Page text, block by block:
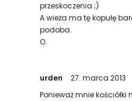
przeskoczenia ;)
A wieża ma tę kopułę
podoba.
O.
urden
27. marca 2013
Ponieważ mnie